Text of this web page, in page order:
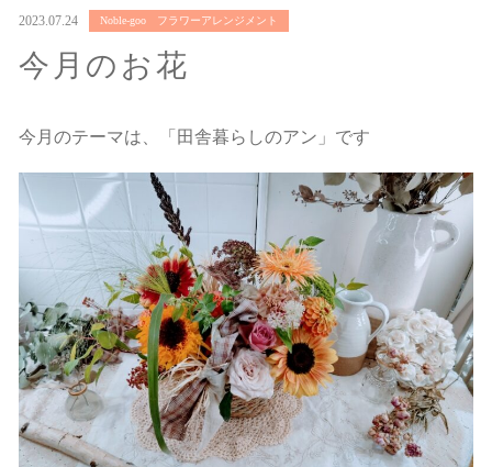
2023.07.24 Noble-goo フラワーアレンジメント
今月のお花
今月のテーマは、「田舎暮らしのアン」です